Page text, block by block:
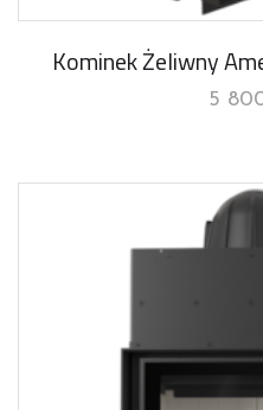
Kominek Żeliwny
5